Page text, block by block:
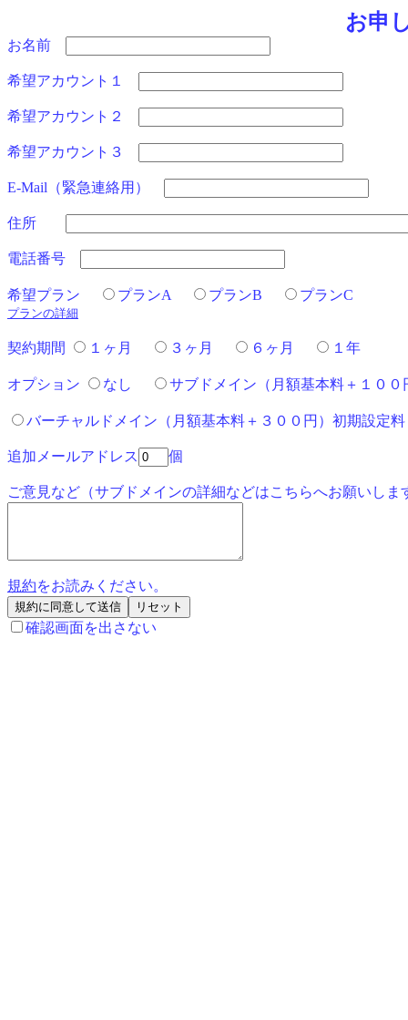
お申
お名前
希望アカウント１
希望アカウント２
希望アカウント３
E-Mail（緊急連絡用）
住所
電話番号
希望プラン プランA プランB プランC
プランの詳細
契約期間 １ヶ月 ３ヶ月 ６ヶ月 １年
オプション なし サブドメイン（月額基本料＋１０
バーチャルドメイン（月額基本料＋３００円）初期設定
追加メールアドレス 個
ご意見など（サブドメインの詳細などはこちらへお願いしま
規約をお読みください。
確認画面を出さない